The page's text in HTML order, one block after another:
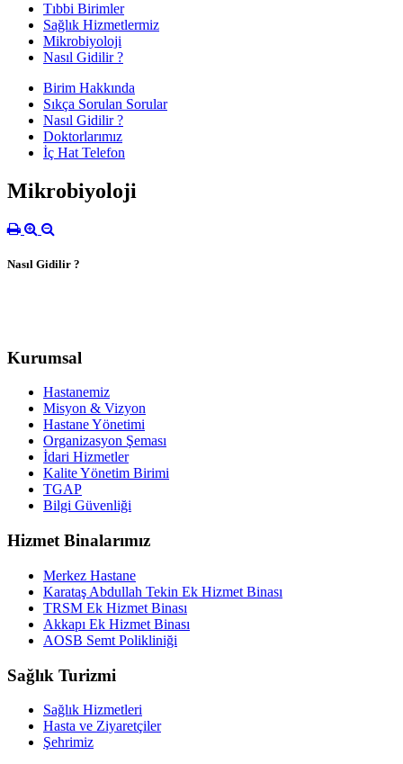
Tıbbi Birimler
Sağlık Hizmetlermiz
Mikrobiyoloji
Nasıl Gidilir ?
Birim Hakkında
Sıkça Sorulan Sorular
Nasıl Gidilir ?
Doktorlarımız
İç Hat Telefon
Mikrobiyoloji
Nasıl Gidilir ?
Kurumsal
Hastanemiz
Misyon & Vizyon
Hastane Yönetimi
Organizasyon Şeması
İdari Hizmetler
Kalite Yönetim Birimi
TGAP
Bilgi Güvenliği
Hizmet Binalarımız
Merkez Hastane
Karataş Abdullah Tekin Ek Hizmet Binası
TRSM Ek Hizmet Binası
Akkapı Ek Hizmet Binası
AOSB Semt Polikliniği
Sağlık Turizmi
Sağlık Hizmetleri
Hasta ve Ziyaretçiler
Şehrimiz